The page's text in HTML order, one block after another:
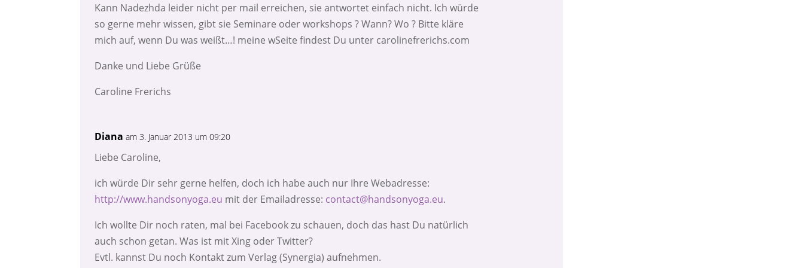
Kann Nadezhda leider nicht per mail erreichen, sie antwortet einfach nicht. Ich würde
so gerne mehr wissen, gibt sie Seminare oder workshops ? Wann? Wo ? Bitte kläre
mich auf, wenn Du was weißt…! meine wSeite findest Du unter carolinefrerichs.com
Danke und Liebe Grüße
Caroline Frerichs
Diana am 3. Januar 2013 um 09:20
Liebe Caroline,
ich würde Dir sehr gerne helfen, doch ich habe auch nur Ihre Webadresse:
http://www.handsonyoga.eu mit der Emailadresse: contact@handsonyoga.eu.
Ich wollte Dir noch raten, mal bei Facebook zu schauen, doch das hast Du natürlich
auch schon getan. Was ist mit Xing oder Twitter?
Evtl. kannst Du noch Kontakt zum Verlag (Synergia) aufnehmen.